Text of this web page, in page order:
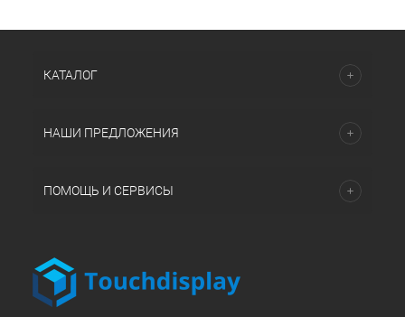
КАТАЛОГ
НАШИ ПРЕДЛОЖЕНИЯ
ПОМОЩЬ И СЕРВИСЫ